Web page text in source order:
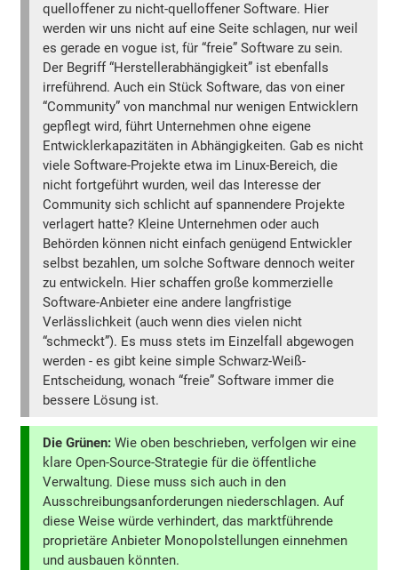
quelloffener zu nicht-quelloffener Software. Hier
werden wir uns nicht auf eine Seite schlagen, nur weil
es gerade en vogue ist, für “freie” Software zu sein.
Der Begriff “Herstellerabhängigkeit” ist ebenfalls
irreführend. Auch ein Stück Software, das von einer
“Community” von manchmal nur wenigen Entwicklern
gepflegt wird, führt Unternehmen ohne eigene
Entwicklerkapazitäten in Abhängigkeiten. Gab es nicht
viele Software-Projekte etwa im Linux-Bereich, die
nicht fortgeführt wurden, weil das Interesse der
Community sich schlicht auf spannendere Projekte
verlagert hatte? Kleine Unternehmen oder auch
Behörden können nicht einfach genügend Entwickler
selbst bezahlen, um solche Software dennoch weiter
zu entwickeln. Hier schaffen große kommerzielle
Software-Anbieter eine andere langfristige
Verlässlichkeit (auch wenn dies vielen nicht
“schmeckt”). Es muss stets im Einzelfall abgewogen
werden - es gibt keine simple Schwarz-Weiß-
Entscheidung, wonach “freie” Software immer die
bessere Lösung ist.
Die Grünen: Wie oben beschrieben, verfolgen wir eine
klare Open-Source-Strategie für die öffentliche
Verwaltung. Diese muss sich auch in den
Ausschreibungsanforderungen niederschlagen. Auf
diese Weise würde verhindert, das marktführende
proprietäre Anbieter Monopolstellungen einnehmen
und ausbauen könnten.